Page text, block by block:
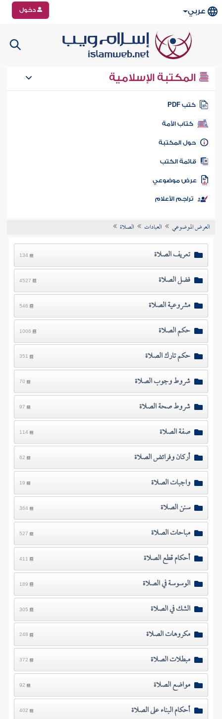
عربي دخول
المكتبة الإسلامية
كتب PDF
كتاب الأمة
المكتبة
الكتب
موضوعي
تراجم الأعلام
العرض الموضوعي العبادات الصلاة
تعريف الصلاة 134
فضل الصلاة 4527
مشروعية الصلاة 546
حكم الصلاة 1006
حكم تارك الصلاة 351
شروط وجوب الصلاة 70
شروط صحة الصلاة 97
صفة الصلاة 114
أركان وفرائض الصلاة 62
واجبات الصلاة 19
سنن الصلاة 364
مباحات الصلاة 527
أحكام قطع الصلاة 411
الوسوسة في الصلاة 189
الشك في الصلاة 305
مكروهات الصلاة 248
مبطلات الصلاة 372
مواضع الصلاة 92
أحكام البناء على الصلاة 402